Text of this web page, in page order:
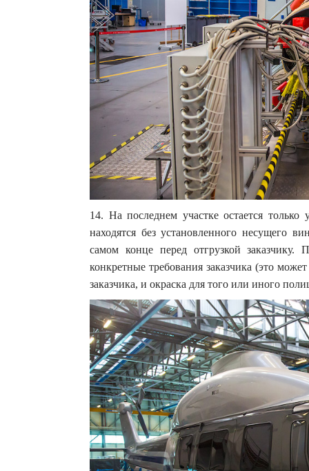
14. На последнем участке остается
находятся без установленного несущего
самом конце перед отгрузкой
конкретные требования заказчика (это
заказчика, и окраска для того или иного